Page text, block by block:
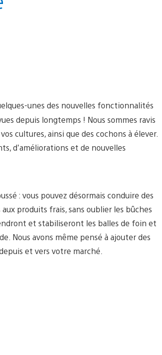
unes des nouvelles fonctionnalités
depuis longtemps ! Nous sommes ravis
cultures, ainsi que des cochons à élever.
d’améliorations et de nouvelles
: vous pouvez désormais conduire des
produits frais, sans oublier les bûches
et stabiliseront les balles de foin et
Nous avons même pensé à ajouter des
et vers votre marché.